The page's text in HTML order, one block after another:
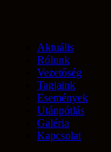
Aktuális
Rólunk
Vezetőség
Tagjaink
Események
Utánpótlás
Galéria
Kapcsolat